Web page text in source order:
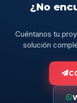
¿No
Cuéntanos tu
solución